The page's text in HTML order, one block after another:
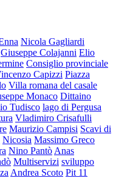
Nicola Gagliardi
Giuseppe Colajanni Elio
Consiglio provinciale
Capizzi Piazza
Villa romana del casale
Monaco Dittaino
Tudisco lago di Pergusa
Vladimiro Crisafulli
Maurizio Campisi Scavi di
Nicosia Massimo Greco
Nino Pantò Anas
Multiservizi sviluppo
Andrea Scoto Pit 11